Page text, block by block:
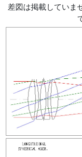
差図は掲載していま